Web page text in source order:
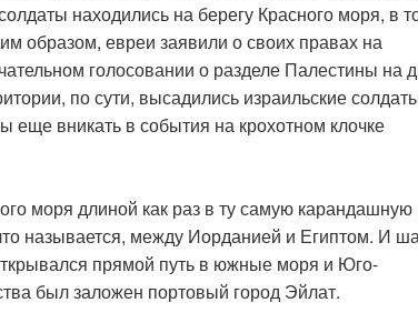
находились на берегу Красного моря, в
образом, евреи заявили о своих правах на
голосовании о разделе Палестины на
по сути, высадились израильские
вникать в события на крохотном клочке
моря длиной как раз в ту самую карандашную
называется, между Иорданией и Египтом. И
прямой путь в южные моря и Юго-
был заложен портовый город Эйлат.